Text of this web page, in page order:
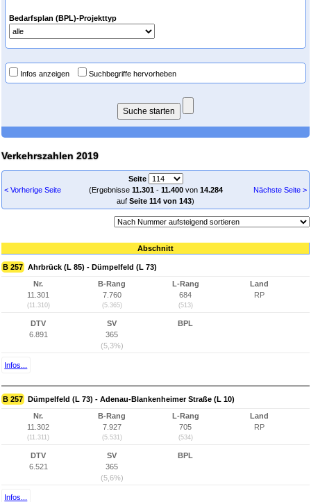
Bedarfsplan (BPL)-Projekttyp
Infos anzeigen Suchbegriffe hervorheben
Verkehrszahlen 2019
< Vorherige Seite
Seite
(Ergebnisse 11.301- 11.400von 14.284
auf Seite 114 von 143)
Nächste Seite >
Abschnitt
B 257 Ahrbrück (L 85) - Dümpelfeld (L 73)
Nr.
11.301
(11.310)
B-Rang
7.760
(5.365)
L-Rang
684
(513)
Land
RP
DTV
6.891
SV
365
(5,3%)
BPL
Infos...
B 257 Dümpelfeld (L 73) - Adenau-Blankenheimer Straße (L 10)
Nr.
11.302
(11.311)
B-Rang
7.927
(5.531)
L-Rang
705
(534)
Land
RP
DTV
6.521
SV
365
(5,6%)
BPL
Infos...